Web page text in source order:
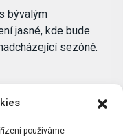
používáme
bývalým
jasné, kde bude
sezóně.